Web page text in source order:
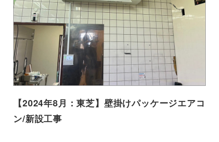
【2024年8月：東芝】壁掛けパッケージエアコ
ン/新設工事